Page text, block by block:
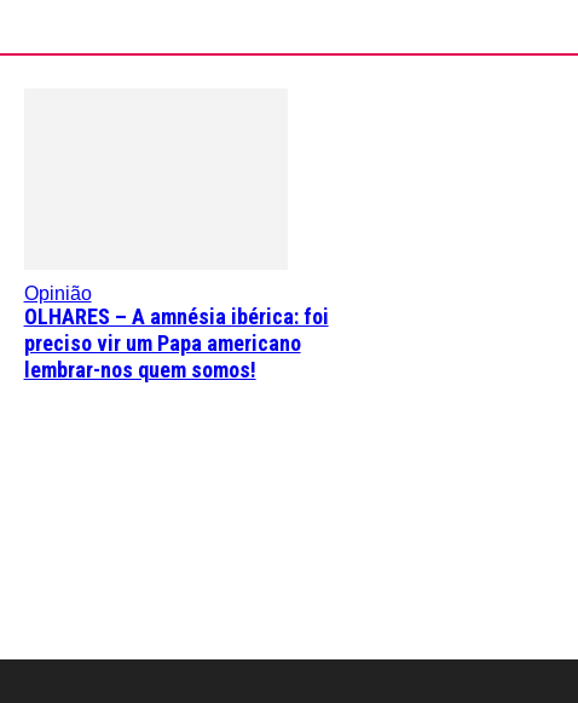
Opinião
OLHARES – A amnésia ibérica: foi
preciso vir um Papa americano
lembrar-nos quem somos!